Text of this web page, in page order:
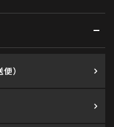
）